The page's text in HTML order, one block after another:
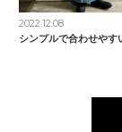
2022.12.08
シンプルで合わせやす